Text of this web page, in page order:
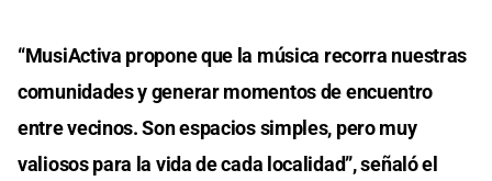
“MusiActiva propone que la música recorra nuestras
comunidades y generar momentos de encuentro
entre vecinos. Son espacios simples, pero muy
valiosos para la vida de cada localidad”, señaló el